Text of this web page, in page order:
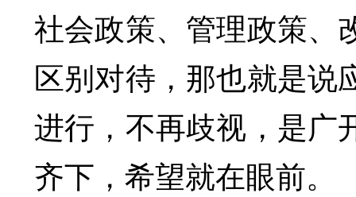
社会政策、管理政策、
区别对待，那也就是说
进行，不再歧视，是广
齐下，希望就在眼前。